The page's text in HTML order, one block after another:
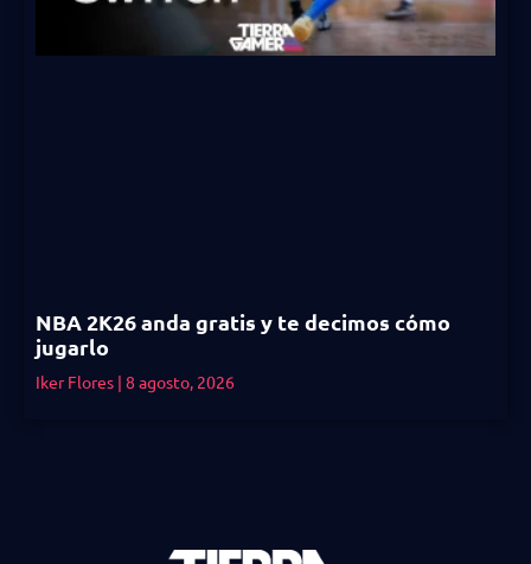
NBA 2K26 anda gratis y te decimos cómo
jugarlo
Iker Flores 8 agosto, 2026